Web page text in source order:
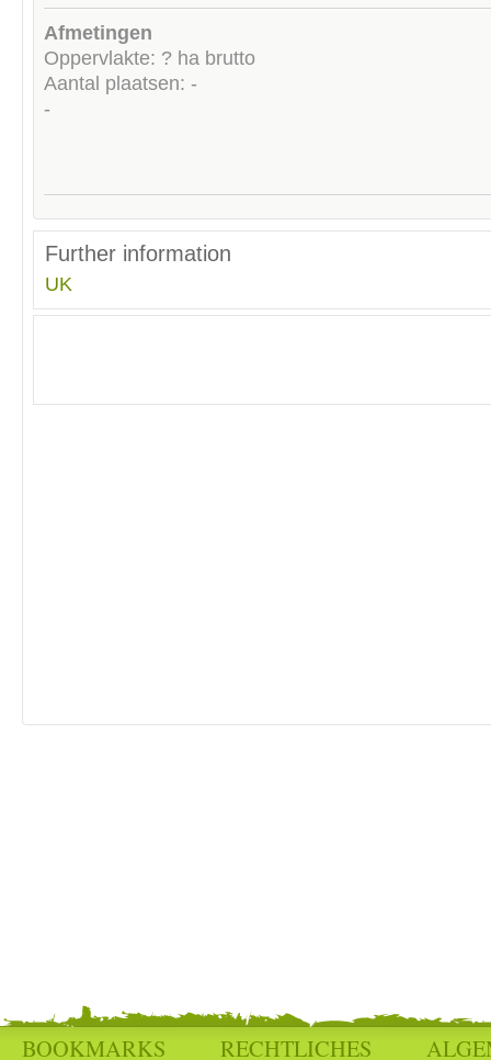
Afmetingen
Oppervlakte: ? ha brutto
Aantal plaatsen: -
-
Further information
UK
BOOKMARKS RECHTLICHES